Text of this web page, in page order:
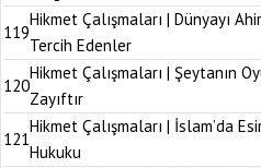
119
Hikmet Çalışmaları | Dünyayı
Tercih Edenler
120
Hikmet Çalışmaları | Şeytanın
Zayıftır
121
Hikmet Çalışmaları | İslam’da
Hukuku